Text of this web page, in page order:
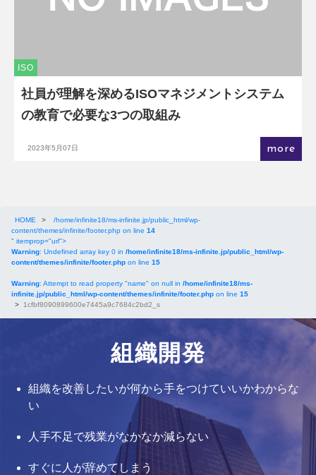
ISO
社員が理解を深めるISOマネジメントシステム
の教育で必要な3つの取組み
2023年5月07日 more
HOME >
/home/infinite18/ms-infinite.jp/public_html/wp-
content/themes/infinite/footer.php on line 14
" itemprop="url">
Warning: Undefined array key 0 in /home/infinite18/ms-infinite.jp/public_html/wp-
content/themes/infinite/footer.php on line 15
Warning: Attempt to read property "name" on null in /home/infinite18/ms-
infinite.jp/public_html/wp-content/themes/infinite/footer.php on line 15
> 1cfbf8090899600e7445a9c7684c2bd2_s
組織開発
組織を改善したいが何から手をつけていいかわからな
い
人手不足で残業がなかなか減らない
すぐに人が辞めてしまう